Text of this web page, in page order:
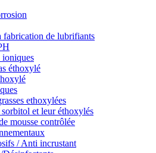
fabrication de lubrifiants
ioniques
éthoxylé
ethoxylées
sorbitol et leur éthoxylés
mousse contrôlée
/ Anti incrustant